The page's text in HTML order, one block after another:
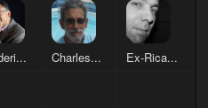
Charles... Ex-Rica...